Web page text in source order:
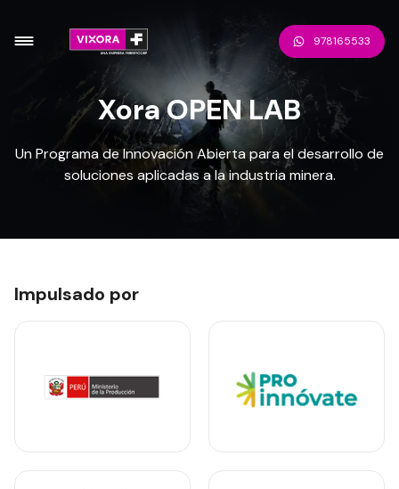
978165533
Xora OPEN LAB
Un Programa de Innovación Abierta para el desarrollo de
soluciones aplicadas a la industria minera.
Impulsado por